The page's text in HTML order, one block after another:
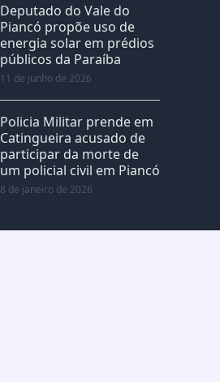
Deputado do Vale do
Piancó propõe uso de
energia solar em prédios
públicos da Paraíba
11 de junho de 2026
Policia Militar prende em
Catingueira acusado de
participar da morte de
um policial civil em Piancó
8 de janeiro de 2026